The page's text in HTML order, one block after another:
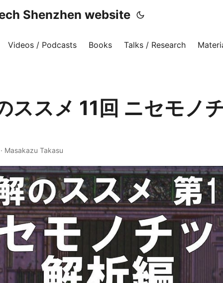
Shenzhen website
Videos / Podcasts Books Talks / Research
ススメ 11回 ニセモノ
Masakazu Takasu